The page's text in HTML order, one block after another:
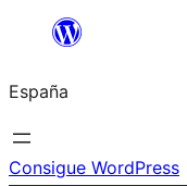
Saltar
contenido
España
Consigue WordPress